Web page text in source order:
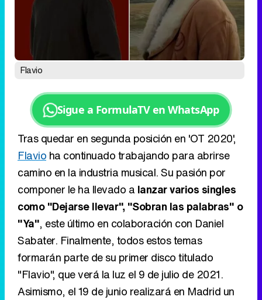
Flavio
Sigue a FormulaTV en WhatsApp
Tras quedar en segunda posición en 'OT 2020',
Flavio ha continuado trabajando para abrirse
camino en la industria musical. Su pasión por
componer le ha llevado a lanzar varios singles
como "Dejarse llevar", "Sobran las palabras" o
"Ya", este último en colaboración con Daniel
Sabater. Finalmente, todos estos temas
formarán parte de su primer disco titulado
"Flavio", que verá la luz el 9 de julio de 2021.
Asimismo, el 19 de junio realizará en Madrid un